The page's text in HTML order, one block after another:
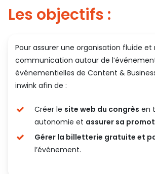
Les objectifs :
Pour assurer une organisation fluide et
communication autour de
événementielles de Content &
inwink afin de :
Créer le site web du congrès en
autonomie et assurer sa
Gérer la billetterie gratuite et
l’événement.